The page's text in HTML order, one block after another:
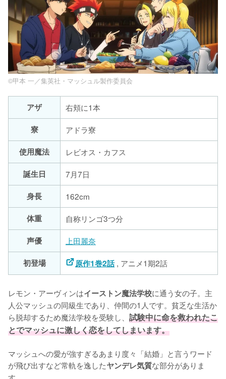
©甲本 一／集英社・マッシュル製作委員会
アザ
右頬に1本
寮
アドラ寮
使用魔法
レビオス・カフス
誕生日
7月7日
身長
162cm
体重
自称リンゴ3つ分
声優
上田麗奈
初登場
原作1巻2話, アニメ1期2話
レモン・アーヴィンはイーストン魔法学校に通う女の子。主
人公マッシュの同級生であり、仲間の1人です。貧乏な生活か
ら脱却するため魔法学校を受験し、 試験中に命を救われたこ
とでマッシュに激しく恋をしてしまいます。
マッシュへの愛が強すぎるあまり度々「結婚」と言うワード
が飛び出すなど常軌を逸したヤンデレ気質な部分がありま